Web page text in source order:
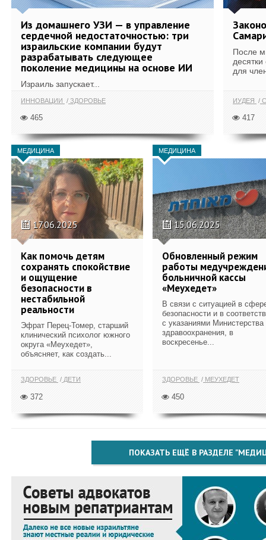
Из домашнего УЗИ — в управление
сердечной недостаточностью: три
израильские компании будут
разрабатывать следующее
поколение медицины на основе ИИ
Израиль запускает...
ИННОВАЦИИ ЗДОРОВЬЕ
465
После
для
ИУДЕЯ
417
МЕДИЦИНА
17.06.2025
Как помочь детям
сохранять спокойствие
и ощущение
безопасности в
нестабильной
реальности
Эфрат Перец-Томер, старший
клинический психолог южного
округа «Меухедет»,
объясняет, как создать...
ЗДОРОВЬЕ ДЕТИ
372
МЕДИЦИНА
15.06.2025
Обновленный режим
работы
больничной кассы
«Меухедет»
В связи с ситуацией в
безопасности и в
с указаниями Министерства
здравоохранения, в
воскресенье...
ЗДОРОВЬЕ МЕУХЕДЕТ
450
ПОКАЗАТЬ ЕЩЁ В РАЗДЕЛЕ